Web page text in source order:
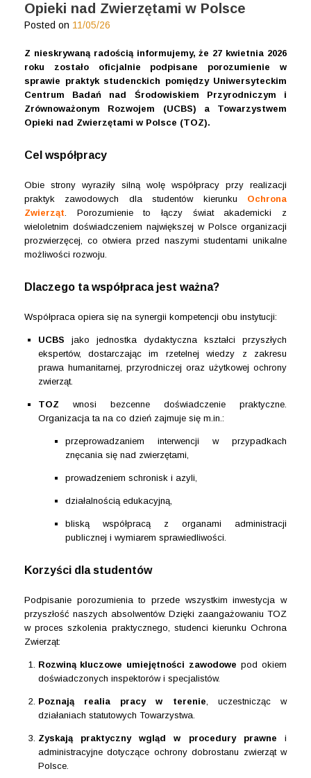
Opieki nad Zwierzętami w Polsce
Posted on 11/05/26
Z nieskrywaną radością informujemy, że 27 kwietnia 2026
roku zostało oficjalnie podpisane porozumienie w
sprawie praktyk studenckich pomiędzy Uniwersyteckim
Centrum Badań nad Środowiskiem Przyrodniczym i
Zrównoważonym Rozwojem (UCBS) a Towarzystwem
Opieki nad Zwierzętami w Polsce (TOZ).
Cel współpracy
Obie strony wyraziły silną wolę współpracy przy realizacji
praktyk zawodowych dla studentów kierunku Ochrona
Zwierząt. Porozumienie to łączy świat akademicki z
wieloletnim doświadczeniem największej w Polsce organizacji
prozwierzęcej, co otwiera przed naszymi studentami unikalne
możliwości rozwoju.
Dlaczego ta współpraca jest ważna?
Współpraca opiera się na synergii kompetencji obu instytucji:
UCBS jako jednostka dydaktyczna kształci przyszłych
ekspertów, dostarczając im rzetelnej wiedzy z zakresu
prawa humanitarnej, przyrodniczej oraz użytkowej ochrony
zwierząt.
TOZ wnosi bezcenne doświadczenie praktyczne.
Organizacja ta na co dzień zajmuje się m.in.:
przeprowadzaniem interwencji w przypadkach
znęcania się nad zwierzętami,
prowadzeniem schronisk i azyli,
działalnością edukacyjną,
bliską współpracą z organami administracji
publicznej i wymiarem sprawiedliwości.
Korzyści dla studentów
Podpisanie porozumienia to przede wszystkim inwestycja w
przyszłość naszych absolwentów. Dzięki zaangażowaniu TOZ
w proces szkolenia praktycznego, studenci kierunku Ochrona
Zwierząt:
Rozwiną kluczowe umiejętności zawodowe pod okiem
doświadczonych inspektorów i specjalistów.
Poznają realia pracy w terenie, uczestnicząc w
działaniach statutowych Towarzystwa.
Zyskają praktyczny wgląd w procedury prawne i
administracyjne dotyczące ochrony dobrostanu zwierząt w
Polsce.